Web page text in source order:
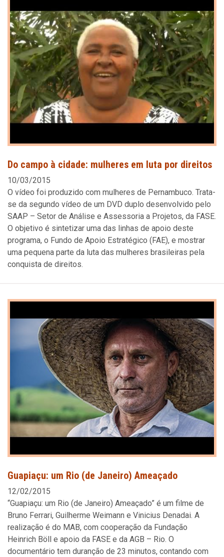
Do campo à cidade: mulheres em luta por direitos
10/03/2015
O vídeo foi produzido com mulheres de Pernambuco. Trata-
se da segundo vídeo de um DVD duplo desenvolvido pelo
SAAP – Setor de Análise e Assessoria a Projetos, da FASE.
O objetivo é sintetizar uma das linhas de apoio deste
programa, o Fundo de Apoio Estratégico (FAE), e mostrar
uma pequena parte da luta das mulheres brasileiras pela
conquista de direitos.
Guapiaçu: um Rio (de Janeiro) Ameaçado
12/02/2015
“Guapiaçu: um Rio (de Janeiro) Ameaçado” é um filme de
Bruno Ferrari, Guilherme Weimann e Vinicius Denadai. A
realização é do MAB, com cooperação da Fundação
Heinrich Böll e apoio da FASE e da AGB – Rio. O
documentário tem duranção de 23 minutos, contando com